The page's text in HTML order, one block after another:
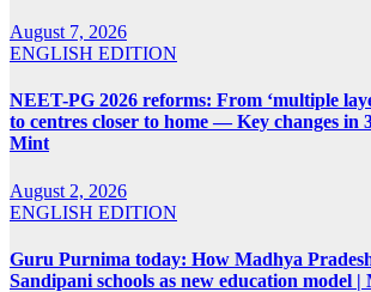
August 7, 2026
ENGLISH EDITION
NEET-PG 2026 reforms: From ‘multiple
to centres closer to home — Key changes in
Mint
August 2, 2026
ENGLISH EDITION
Guru Purnima today: How Madhya
Sandipani schools as new education model |